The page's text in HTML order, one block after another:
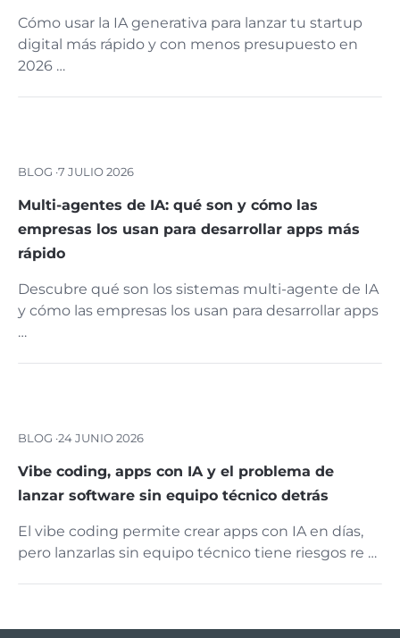
Cómo usar la IA generativa para lanzar tu startup
digital más rápido y con menos presupuesto en
2026 …
BLOG ·7 JULIO 2026
Multi-agentes de IA: qué son y cómo las
empresas los usan para desarrollar apps más
rápido
Descubre qué son los sistemas multi-agente de IA
y cómo las empresas los usan para desarrollar apps
…
BLOG ·24 JUNIO 2026
Vibe coding, apps con IA y el problema de
lanzar software sin equipo técnico detrás
El vibe coding permite crear apps con IA en días,
pero lanzarlas sin equipo técnico tiene riesgos re …